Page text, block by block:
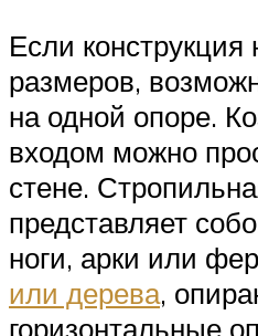
Если
размеров,
на одной опоре.
входом можно
стене.
представляет
ноги, арки или
или дерева,
горизонтальные